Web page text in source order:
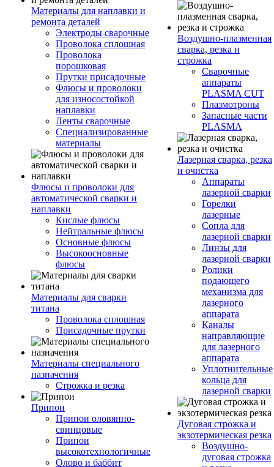
Материалы для наплавки и
ремонта деталей
Электроды сварочные
Проволока сплошная
Проволока
порошковая
Прутки присадочные
Флюсы и проволоки
для износостойкой
наплавки
Ленты сварочные
Специализированные
материалы
Флюсы и проволоки для
автоматической сварки и
наплавки
Кислые флюсы
Нейтральные флюсы
Основные флюсы
Высокоосновные
флюсы
Материалы для сварки
титана
Проволока сплошная
Присадочные прутки
Материалы специального
назначения
Строжка и резка
Припои
Припои оловянно-
свинцовые
Припои
высокотехнологичные
Олово и баббит
Воздушно-плазменная
сварка, резка и
строжка
Сварочные
аппараты
PLASMA CUT
Плазмотроны
Запасные части
PLASMA
Лазерная сварка, резка
и очистка
Аппараты
лазерной сварки
Горелки
лазерные
Сопла для
лазерной сварки
Линзы для
лазерной сварки
Ролики
подающего
механизма для
лазерного
аппарата
Каналы
направляющие
для лазерного
аппарата
Уплотнительные
кольца для
лазерной сварки
Дуговая строжка и
экзотермическая резка
Воздушно-
дуговая строжка